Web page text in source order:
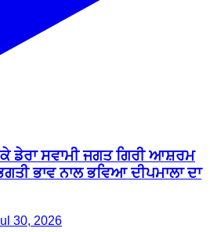
ਡੇਰਾ ਸਵਾਮੀ ਜਗਤ ਗਿਰੀ ਆਸ਼ਰਮ
ਭਾਵ ਨਾਲ ਭਵਿਆ ਦੀਪਮਾਲਾ ਦਾ
30, 2026